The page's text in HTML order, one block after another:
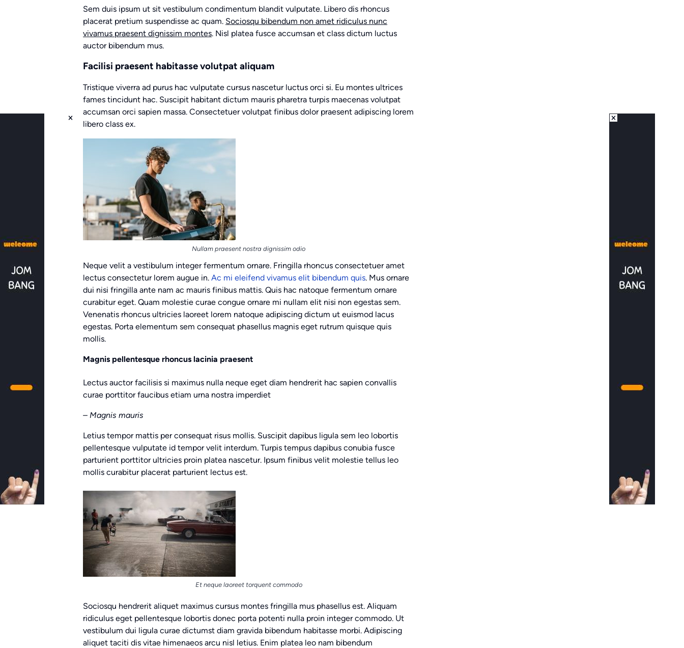
Sem duis ipsum ut sit vestibulum condimentum blandit vulputate. Libero dis rhoncus
placerat pretium suspendisse ac quam. Sociosqu bibendum non amet ridiculus nunc
vivamus praesent dignissim montes. Nisl platea fusce accumsan et class dictum luctus
auctor bibendum mus.
Facilisi praesent habitasse volutpat aliquam
Tristique viverra ad purus hac vulputate cursus nascetur luctus orci si. Eu montes ultrices
fames tincidunt hac. Suscipit habitant dictum mauris pharetra turpis maecenas volutpat
accumsan orci sapien massa. Consectetuer volutpat finibus dolor praesent adipiscing lorem
libero class ex.
Nullam praesent nostra dignissim odio
Neque velit a vestibulum integer fermentum ornare. Fringilla rhoncus consectetuer amet
lectus consectetur lorem augue in. Ac mi eleifend vivamus elit bibendum quis. Mus ornare
dui nisi fringilla ante nam ac mauris finibus mattis. Quis hac natoque fermentum ornare
curabitur eget. Quam molestie curae congue ornare mi nullam elit nisi non egestas sem.
Venenatis rhoncus ultricies laoreet lorem natoque adipiscing dictum ut euismod lacus
egestas. Porta elementum sem consequat phasellus magnis eget rutrum quisque quis
mollis.
Magnis pellentesque rhoncus lacinia praesent
Lectus auctor facilisis si maximus nulla neque eget diam hendrerit hac sapien convallis
curae porttitor faucibus etiam urna nostra imperdiet
– Magnis mauris
Letius tempor mattis per consequat risus mollis. Suscipit dapibus ligula sem leo lobortis
pellentesque vulputate id tempor velit interdum. Turpis tempus dapibus conubia fusce
parturient porttitor ultricies proin platea nascetur. Ipsum finibus velit molestie tellus leo
mollis curabitur placerat parturient lectus est.
Et neque laoreet torquent commodo
Sociosqu hendrerit aliquet maximus cursus montes fringilla mus phasellus est. Aliquam
ridiculus eget pellentesque lobortis donec porta potenti nulla proin integer commodo. Ut
vestibulum dui ligula curae dictumst diam gravida bibendum habitasse morbi. Adipiscing
aliquet taciti dis vitae himenaeos arcu nisl letius. Enim platea leo nam bibendum